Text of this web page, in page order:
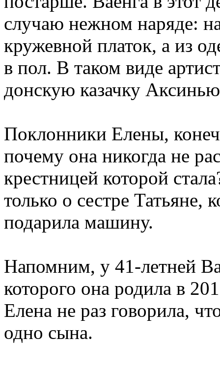
случаю нежном наряде:
кружевной платок, а из
в пол. В таком виде
донскую казачку
Поклонники Елены,
почему она никогда не
крестницей которой
только о сестре Татьяне,
подарила машину.
Напомним, у 41-летней
которого она родила в
Елена не раз говорила,
одно сына.